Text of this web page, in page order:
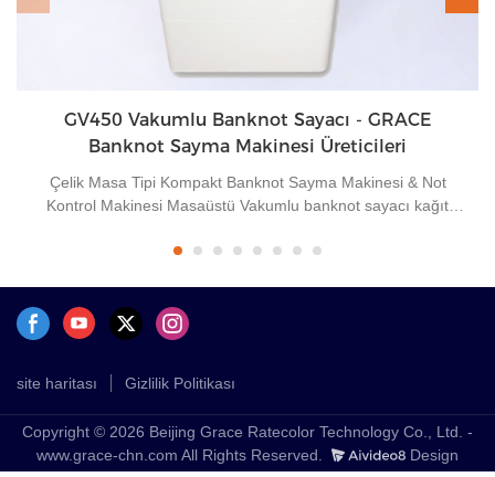
GV450 Vakumlu Banknot Sayacı - GRACE
Banknot Sayma Makinesi Üreticileri
Çelik Masa Tipi Kompakt Banknot Sayma Makinesi & Not
Kontrol Makinesi Masaüstü Vakumlu banknot sayacı kağıt
kullanılan küçük ve doğru bir finansal ekipmandır. Esas olarak
senetleri gibi çeşitli banknot sayımlarını karşılayabilir.
site haritası Gizlilik Politikası
Copyright © 2026 Beijing Grace Ratecolor Technology Co., Ltd. -
www.grace-chn.com All Rights Reserved.
Design